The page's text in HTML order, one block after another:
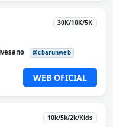
30K/10K/5K
@cbarunweb
WEB OFICIAL
10k/5k/2k/Kids